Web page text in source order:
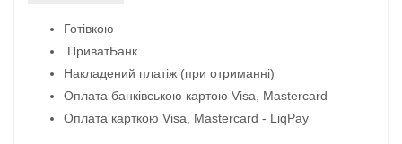
Готівкою
ПриватБанк
Накладений платіж (при отриманні)
Оплата банківською картою Visa, Mastercard
Оплата карткою Visa, Mastercard - LiqPay